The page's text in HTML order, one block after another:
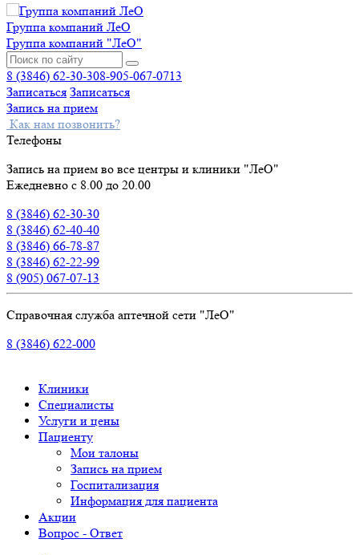
Группа компаний ЛеО
Группа компаний "ЛеО"
8 (3846) 62-30-308-905-067-0713
Записаться Записаться
Запись на прием
Как нам позвонить?
Телефоны
Запись на прием во все центры и клиники "ЛеО"
Ежедневно с 8.00 до 20.00
8 (3846) 62-30-30
8 (3846) 62-40-40
8 (3846) 66-78-87
8 (3846) 62-22-99
8 (905) 067-07-13
Справочная служба аптечной сети "ЛеО"
8 (3846) 622-000
Клиники
Специалисты
Услуги и цены
Пациенту
Мои талоны
Запись на прием
Госпитализация
Информация для пациента
Акции
Вопрос - Ответ